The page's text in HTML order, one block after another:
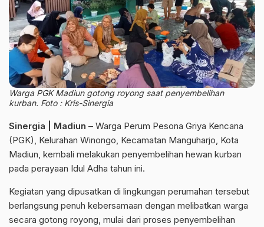
Warga PGK Madiun gotong royong saat penyembelihan
kurban. Foto : Kris-Sinergia
Sinergia | Madiun – Warga Perum Pesona Griya Kencana
(PGK), Kelurahan Winongo, Kecamatan Manguharjo, Kota
Madiun, kembali melakukan penyembelihan hewan kurban
pada perayaan Idul Adha tahun ini.
Kegiatan yang dipusatkan di lingkungan perumahan tersebut
berlangsung penuh kebersamaan dengan melibatkan warga
secara gotong royong, mulai dari proses penyembelihan